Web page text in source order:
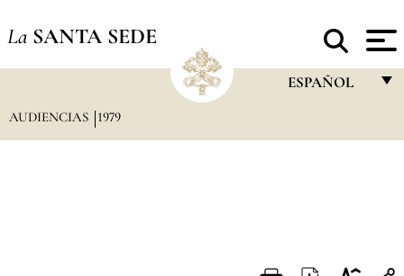
La SANTA SEDE
ESPAÑOL
AUDIENCIAS 1979